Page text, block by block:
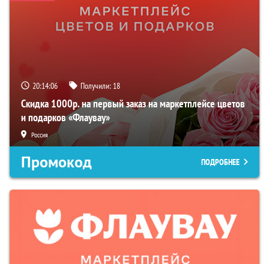
20:14:05 Получили: 18
Скидка 1000р. на первый заказ на маркетплейсе цветов
и подарков «Флаувау»
Россия
Промокод ПОДРОБНЕЕ